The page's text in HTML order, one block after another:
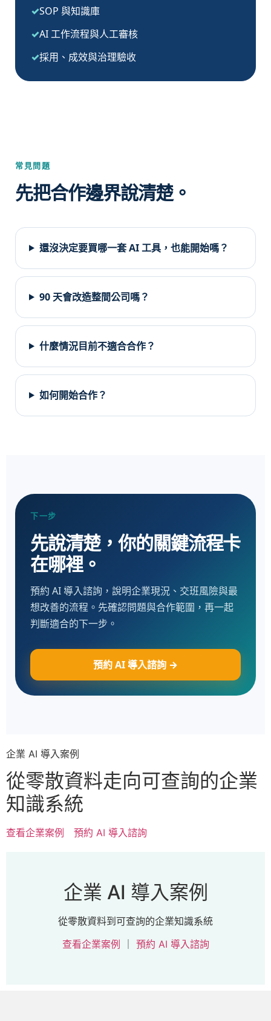
SOP 與知識庫
AI 工作流程與人工審核
採用、成效與治理驗收
常見問題
先把合作邊界說清楚。
還沒決定要買哪一套 AI 工具，也能開始嗎？
90 天會改造整間公司嗎？
什麼情況目前不適合合作？
如何開始合作？
下一步
先說清楚，你的關鍵流程卡
在哪裡。
預約 AI 導入諮詢，說明企業現況、交班風險與最
想改善的流程。先確認問題與合作範圍，再一起
判斷適合的下一步。
預約 AI 導入諮詢 →
企業 AI 導入案例
從零散資料走向可查詢的企業
知識系統
查看企業案例 預約 AI 導入諮詢
企業 AI 導入案例
從零散資料到可查詢的企業知識系統
查看企業案例
預約 AI 導入諮詢